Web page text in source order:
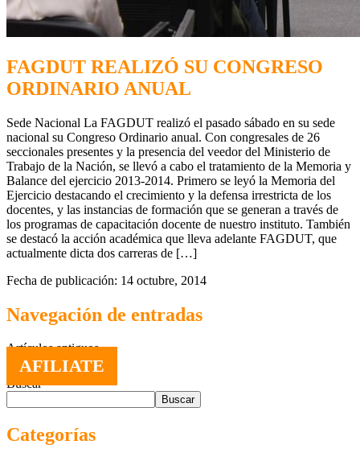
FAGDUT REALIZÓ SU CONGRESO
ORDINARIO ANUAL
Sede Nacional La FAGDUT realizó el pasado sábado en su sede
nacional su Congreso Ordinario anual. Con congresales de 26
seccionales presentes y la presencia del veedor del Ministerio de
Trabajo de la Nación, se llevó a cabo el tratamiento de la Memoria y
Balance del ejercicio 2013-2014. Primero se leyó la Memoria del
Ejercicio destacando el crecimiento y la defensa irrestricta de los
docentes, y las instancias de formación que se generan a través de
los programas de capacitación docente de nuestro instituto. También
se destacó la acción académica que lleva adelante FAGDUT, que
actualmente dicta dos carreras de […]
Fecha de publicación: 14 octubre, 2014
Navegación de entradas
Artículos antiguos
AFILIATE
Buscar
Buscar
Categorías